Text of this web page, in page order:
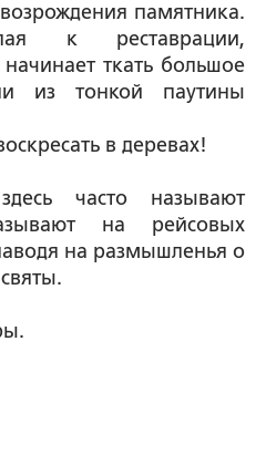
памятника.
к реставрации,
ткать большое
из тонкой паутины
в деревах!
часто называют
на рейсовых
на размышленья о